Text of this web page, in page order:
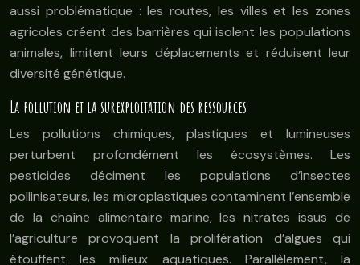
aussi problématique : les routes, les villes et les zones
agricoles créent des barrières qui isolent les populations
animales, limitent leurs déplacements et réduisent leur
diversité génétique.
La pollution et la surexploitation des ressources
Les pollutions chimiques, plastiques et lumineuses
perturbent profondément les écosystèmes. Les
pesticides déciment les populations d’insectes
pollinisateurs, les microplastiques contaminent l’ensemble
de la chaîne alimentaire marine, les nitrates issus de
l’agriculture provoquent la prolifération d’algues qui
étouffent les milieux aquatiques. Parallèlement, la